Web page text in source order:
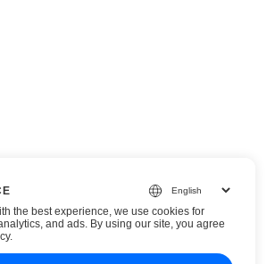
the best experience, we use cookies for
and ads. By using our site, you agree
.